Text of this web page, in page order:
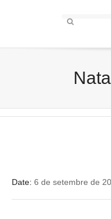
Date: 6 de setembre de